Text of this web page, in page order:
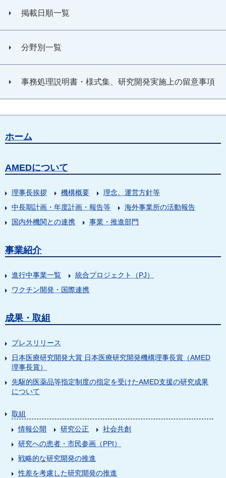
掲載日順一覧
分野別一覧
事務処理説明書・様式集、研究開発実施上の留意事項
ホーム
AMEDについて
理事長挨拶 機構概要
理念、運営方針等
中長期計画・年度計画・報告等
海外事業所の活動報告
国内外機関との連携
事業・推進部門
事業紹介
進行中事業一覧
統合プロジェクト（PJ）
ワクチン開発・国際連携
成果・取組
プレスリリース
日本医療研究開発大賞 日本医療研究開発機構理事長賞（AMED
理事長賞）
先駆的医薬品等指定制度の指定を受けたAMED支援の研究成果
について
取組
情報公開
研究公正
社会共創
研究への患者・市民参画（PPI）
戦略的な研究開発の推進
性差を考慮した研究開発の推進